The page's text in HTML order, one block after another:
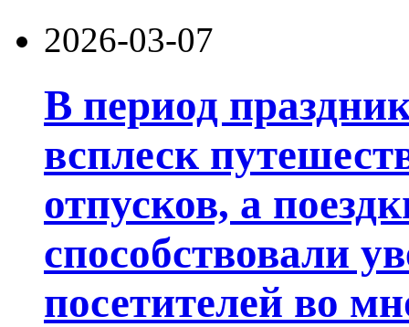
2026-03-07
В период
всплеск
отпусков, а
способствовали
посетителей во